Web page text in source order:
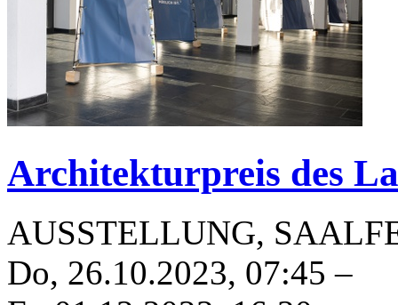
Architekturpreis des
AUSSTELLUNG,
Do, 26.10.2023, 07:45 –